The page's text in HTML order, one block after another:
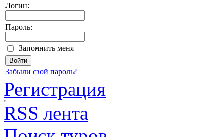
Логин:
Пароль:
Запомнить меня
Забыли свой пароль?
Регистрация
RSS лента